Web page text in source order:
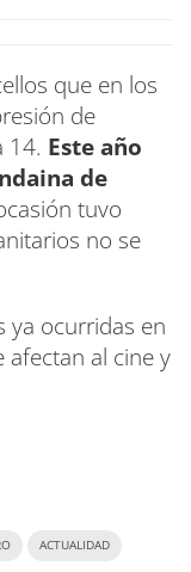
que en los
de
14. Este año
de
tuvo
no se
ya ocurridas en
afectan al cine y
ACTUALIDAD